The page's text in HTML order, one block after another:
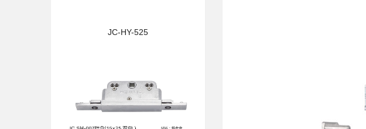
JC-HY-525